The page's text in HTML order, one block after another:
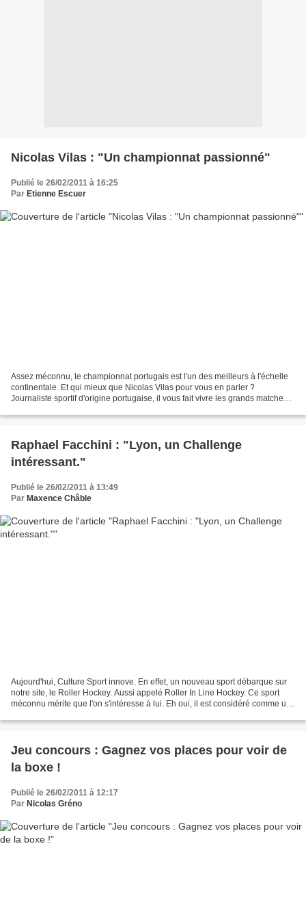
Nicolas Vilas : "Un championnat passionné"
Publié le 26/02/2011 à 16:25
Par Etienne Escuer
Assez méconnu, le championnat portugais est l'un des meilleurs à l'échelle
continentale. Et qui mieux que Nicolas Vilas pour vous en parler ?
Journaliste sportif d'origine portugaise, il vous fait vivre les grands matches
Raphael Facchini : "Lyon, un Challenge
intéressant."
Publié le 26/02/2011 à 13:49
Par Maxence Châble
Aujourd'hui, Culture Sport innove. En effet, un nouveau sport débarque sur
notre site, le Roller Hockey. Aussi appelé Roller In Line Hockey. Ce sport
méconnu mérite que l'on s'intéresse à lui. Eh oui, il est considéré comme un
Jeu concours : Gagnez vos places pour voir de
la boxe !
Publié le 26/02/2011 à 12:17
Par Nicolas Gréno